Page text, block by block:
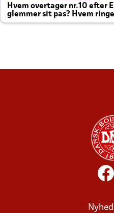
Hvem overtager nr.10 efter
glemmer sit pas? Hvem
altid til efter kampe?